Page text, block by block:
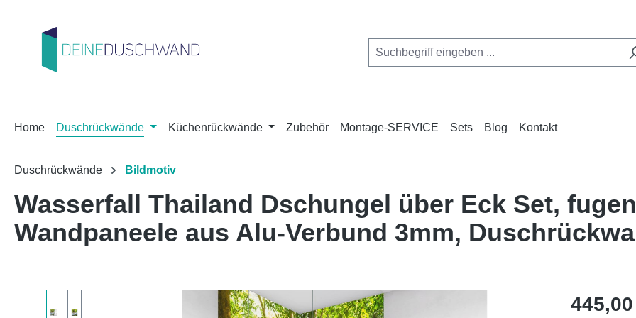
Home Duschrückwände Küchenrückwände Zubehör Montage-SERVICE Sets Blog Kontakt
Duschrückwände Bildmotiv
Wasserfall Thailand Dschungel über Eck Set,
Wandpaneele aus Alu-Verbund 3mm,
Regulärer